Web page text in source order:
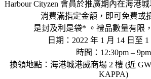
Harbour Cityzen 會員於推廣期內在海港
消費滿指定金額，即可免費或
是封及利是袋* 。禮品數量有限
日期：2022 年 1 月 14 日至 1
時間：12:30pm – 9pm
換領地點：海港城港威商場 2 樓 (近
KAPPA)